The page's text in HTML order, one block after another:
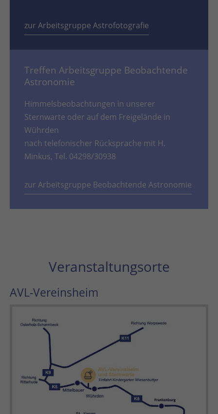
zur Arbeitsgruppe Astrofotografie
Treffen Arbeitsgruppe Beobachtende
Astronomie
Himmelsbeobachtungen in unserer
Sternwarte oder auf dem Freigelände in
Wührden
nach telefonischer Rücksprache mit H.
Minkus, Tel. 04298/30938
zur Arbeitsgruppe Beobachtende Astronomie
Veranstaltungsorte
AVL-Vereinsheim